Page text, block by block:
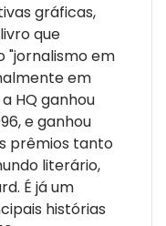
gráficas,
que
"jornalismo em
em
a HQ ganhou
e ganhou
prêmios tanto
literário,
É já um
histórias